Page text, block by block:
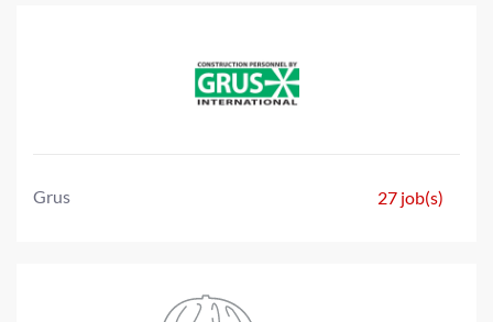
Grus 27 job(s)